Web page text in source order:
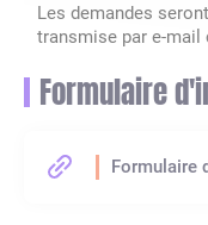
Les demandes
transmise par e-mail
Formulaire
Formulaire